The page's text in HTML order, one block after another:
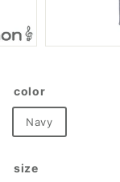
color
Navy
size